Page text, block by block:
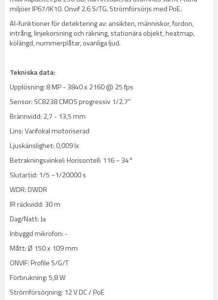
miljöer IP67/IK10. Onvif 2.6 S/TG. Strömförsörjs med PoE.
AI-funktioner för detektering av: ansikten, människor, fordon,
intrång, linjekorsning och räkning, stationära objekt, heatmap,
kölängd, nummerplåtar, ovanliga ljud.
Tekniska data:
Upplösning: 8 MP - 3840 x 2160 @ 25 fps
Sensor: SC8238 CMOS progressiv 1/2.7''
Brännvidd: 2,7 - 13,5 mm
Lins: Varifokal motoriserad
Ljuskänslighet: 0,009 lx
Betrakningsvinkel: Horisontell: 116 ~ 34°
Slutartid: 1/5 ~1/20000 s
WDR: DWDR
IR räckvidd: 30 m
Dag/Natt: Ja
Inbyggd mikrofon: -
Mått: Ø 150 x 109 mm
ONVIF: Profile S/G/T
Förbrukning: 5,8 W
Strömförsörjning: 12 V DC / PoE